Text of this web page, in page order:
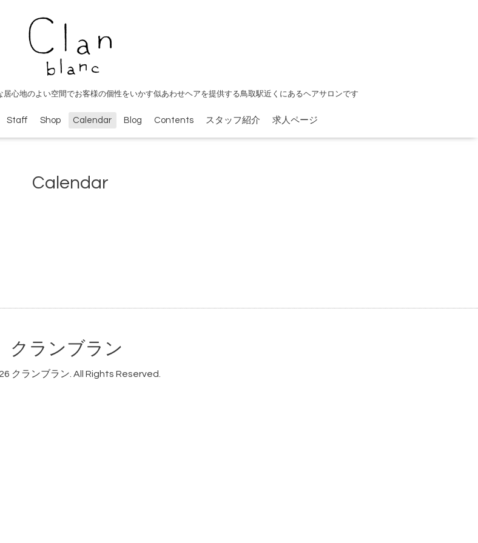
心地のよい空間でお客様の個性をいかす似あわせヘアを提供する鳥取駅近くにあるヘアサロンです
Staff Shop Calendar Blog Contents スタッフ紹介 求人ページ
Calendar
クランブラン
クランブラン. All Rights Reserved.